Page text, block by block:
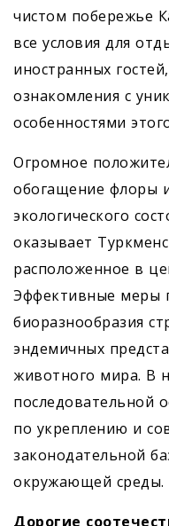
чистом побережье
все условия для
иностранных
ознакомления с
особенностями
Огромное
обогащение флоры
экологического
оказывает
расположенное в
Эффективные меры
биоразнообразия
эндемичных
животного мира. В
последовательной
по укреплению и
законодательной
окружающей среды.
Дорогие